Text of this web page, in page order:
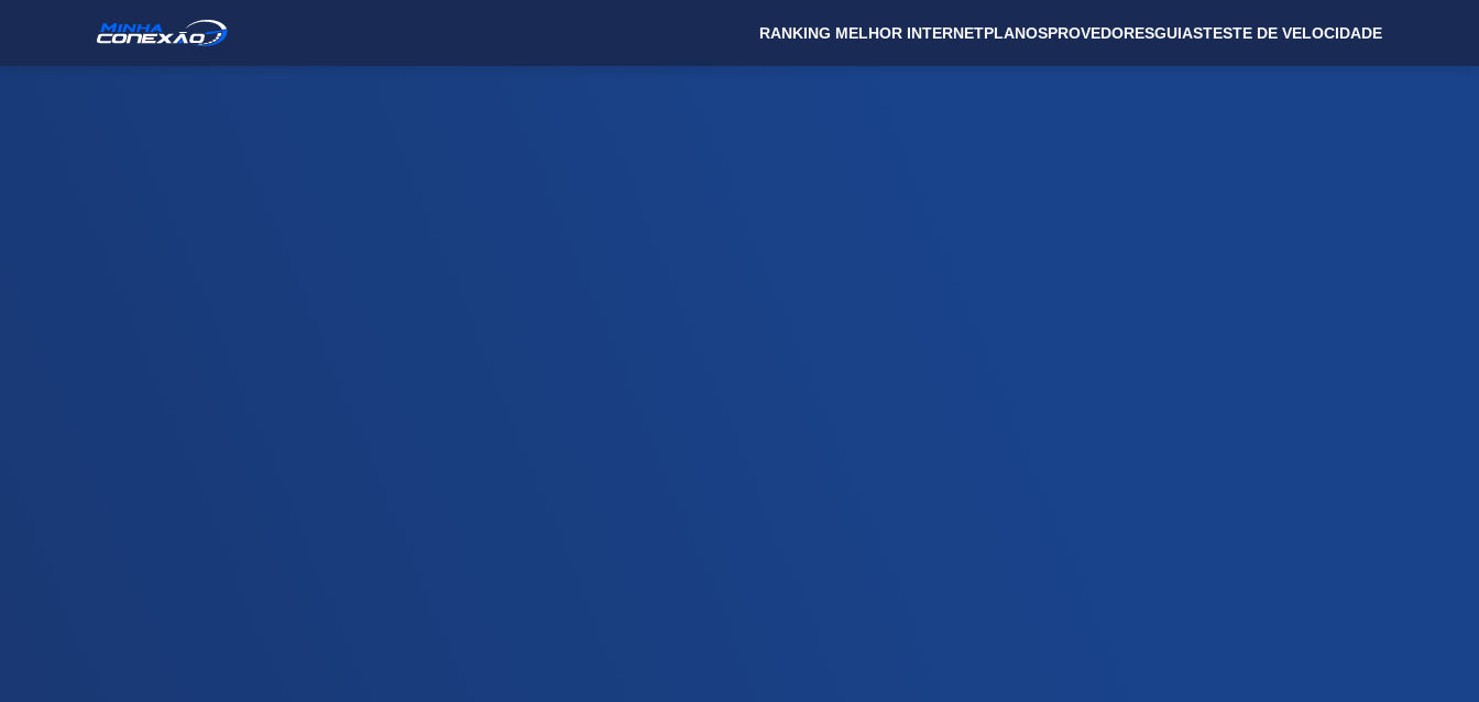
RANKING MELHOR INTERNETPLANOSPROVEDORESGUIASTESTE DE VELOCIDADE